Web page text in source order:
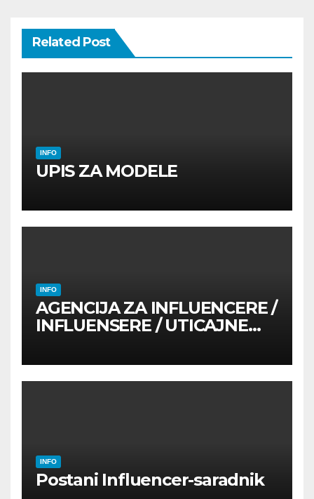
Related Post
INFO
UPIS ZA MODELE
INFO
AGENCIJA ZA INFLUENCERE /
INFLUENSERE / UTICAJNE
INFO
Postani Influencer-saradnik